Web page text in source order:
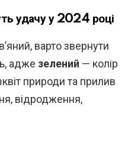
удачу у 2024 році
варто звернути
адже зелений — колір
природи та прилив
відродження,